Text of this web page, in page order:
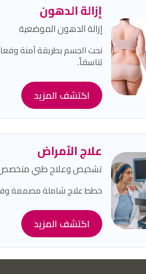
إزالة الدهون
إزالة الدهون الموضعية
نحت الجسم بطريقة آمنة
تناسقاً.
اكتشف المزيد
علاج الأمراض
تشخيص وعلاج طبي
خطط علاج شاملة مصممة
اكتشف المزيد